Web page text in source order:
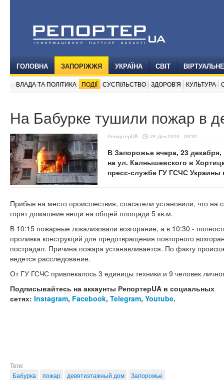
ГОЛОВНА ЗАПОРІЖЖЯ УКРАЇНА СВІТ
ВЛАДА ТА ПОЛІТИКА ПОДІЇ СУСПІЛЬСТВО ЗДОРОВ'Я КУЛЬТУРА
На Бабурке тушили пожар в
РепортерUA 24 Дек 2020 - 09:32
В Запорожье вчера, 23
на ул. Калнышевского в
пресс-службе ГУ ГСЧС Украины
Прибыв на место происшествия, спасатели установили, что
горят домашние вещи на общей площади 5 кв.м.
В 10:15 пожарные локализовали возгорание, а в 10:30 -
проливка конструкций для предотвращения повторного
пострадал. Причина пожара устанавливается. По факту
ведется расследование.
От ГУ ГСЧС привлекалось 3 единицы техники и 9 человек
Подписывайтесь на аккаунты РепортерUA в социальных
сетях: Instagram, Facebook, Telegram, Youtube.
Теги:
Бабурка
пожар девятиэтажный дом Запорожье